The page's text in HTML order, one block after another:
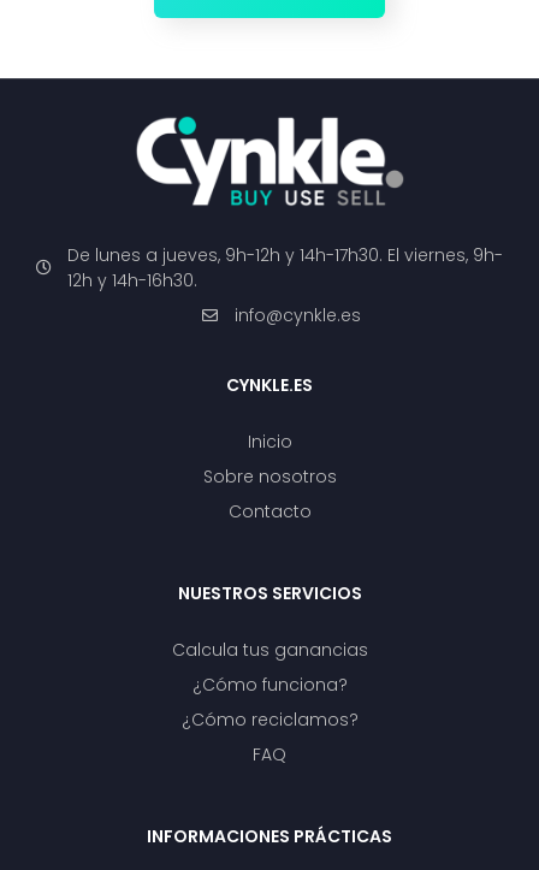
De lunes a jueves, 9h-12h y 14h-17h30. El viernes, 9h-
12h y 14h-16h30.
info@cynkle.es
CYNKLE.ES
Inicio
Sobre nosotros
Contacto
NUESTROS SERVICIOS
Calcula tus ganancias
¿Cómo funciona?
¿Cómo reciclamos?
FAQ
INFORMACIONES PRÁCTICAS